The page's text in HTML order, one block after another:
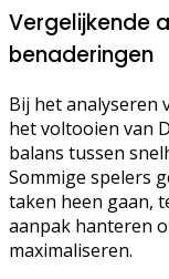
Vergelijkende
benaderingen
Bij het analyseren
het voltooien van
balans tussen
Sommige spelers
taken heen gaan,
aanpak hanteren
maximaliseren.